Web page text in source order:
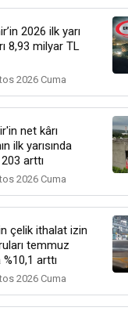
2026 ilk yarı
8,93 milyar TL
2026 Cuma
net kârı
ilk yarısında
arttı
2026 Cuma
çelik ithalat izin
temmuz
%10,1 arttı
2026 Cuma